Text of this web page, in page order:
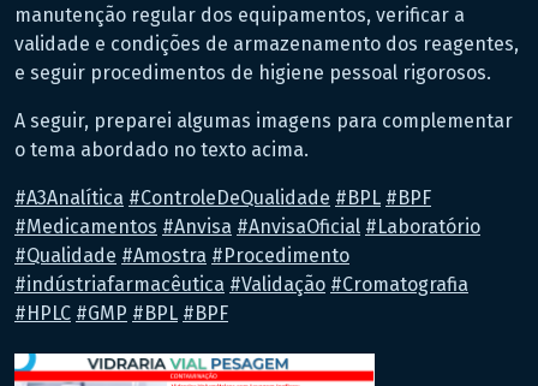
manutenção regular dos equipamentos, verificar a
validade e condições de armazenamento dos reagentes,
e seguir procedimentos de higiene pessoal rigorosos.
A seguir, preparei algumas imagens para complementar
o tema abordado no texto acima.
#A3Analítica #ControleDeQualidade # BPL # BPF
#Medicamentos #Anvisa #AnvisaOficial # Laboratório
#Qualidade #Amostra # Procedimento
#indústriafarmacêutica #Validação #Cromatografia
# HPLC #GMP # BPL # BPF